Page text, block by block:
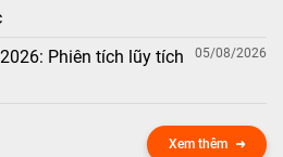
Phiên tích lũy tích
05/08/2026
Xem thêm